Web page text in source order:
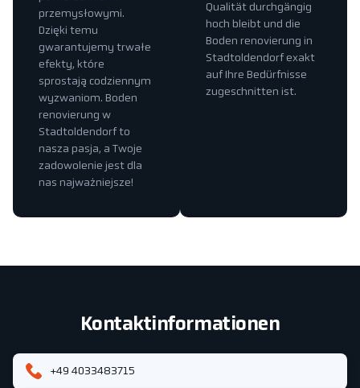
Qualität durchgängig
hoch bleibt und die
Boden renovierung in
Stadtoldendorf exakt
auf Ihre Bedürfnisse
zugeschnitten ist.
przemysłowymi.
Dzięki temu
gwarantujemy trwałe
efekty, które
sprostają codziennym
wyzwaniom. Boden
renovierung w
Stadtoldendorf to
nasza pasja, a Twoje
zadowolenie jest dla
nas najważniejsze!
Kontaktinformationen
+49 4033483715